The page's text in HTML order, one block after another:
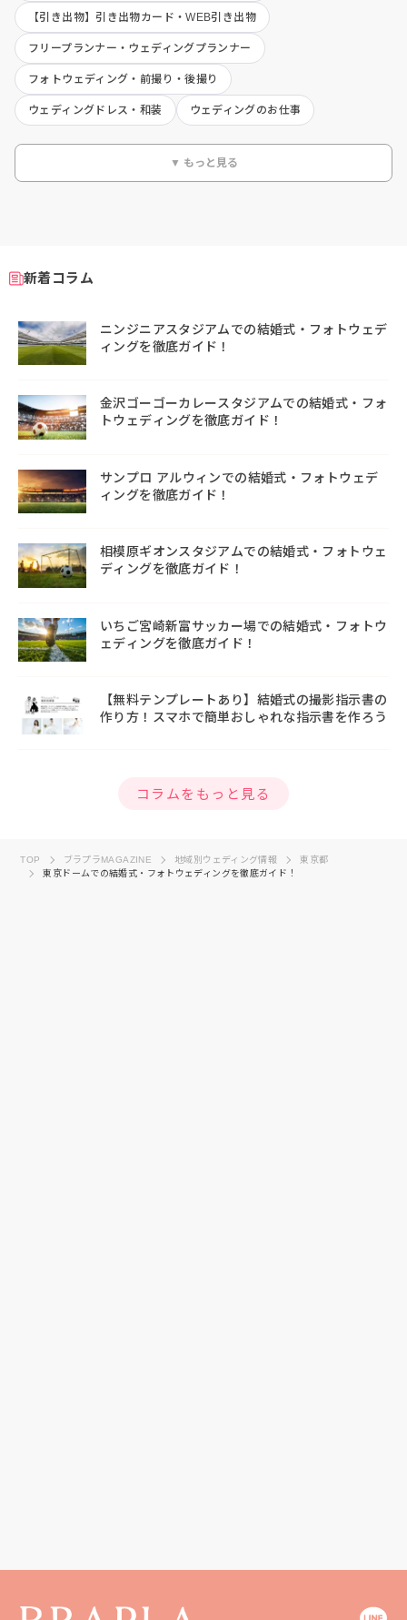
【引き出物】引き出物カード・WEB引き出物
フリープランナー・ウェディングプランナー
フォトウェディング・前撮り・後撮り
ウェディングドレス・和装 ウェディングのお仕事
▼ もっと見る
新着コラム
ニンジニアスタジアムでの結婚式・フォトウェデ
ィングを徹底ガイド！
金沢ゴーゴーカレースタジアムでの結婚式・フォ
トウェディングを徹底ガイド！
サンプロ アルウィンでの結婚式・フォトウェデ
ィングを徹底ガイド！
相模原ギオンスタジアムでの結婚式・フォトウェ
ディングを徹底ガイド！
いちご宮崎新富サッカー場での結婚式・フォトウ
ェディングを徹底ガイド！
【無料テンプレートあり】結婚式の撮影指示書の
作り方！スマホで簡単おしゃれな指示書を作ろう
コラムをもっと見る
TOP ブラプラMAGAZINE 地域別ウェディング情報
東京都
東京ドームでの結婚式・フォトウェディングを徹底ガイド！